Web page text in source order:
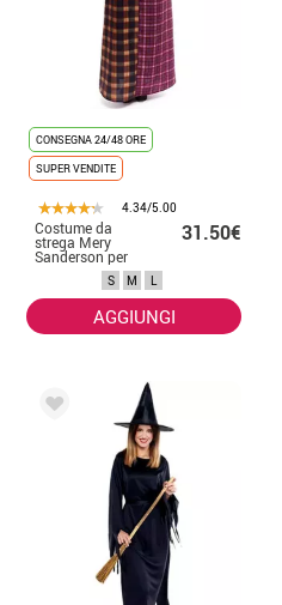
CONSEGNA 24/48 ORE
SUPER VENDITE
4.34/5.00
Costume da
strega Mery
Sanderson per
31.50€
S M L
AGGIUNGI